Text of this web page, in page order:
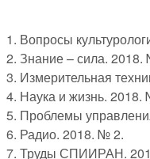
Вопросы
Знание – сила. 2018.
Измерительная
Наука и жизнь. 2018.
Проблемы
Радио. 2018. № 2.
Труды СПИИРАН.